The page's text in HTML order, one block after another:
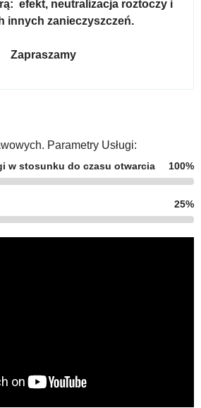
efekt, neutralizacja roztoczy i
innych zanieczyszczeń.
Zapraszamy
Parametry Usługi:
w stosunku do czasu otwarcia 100%
25%